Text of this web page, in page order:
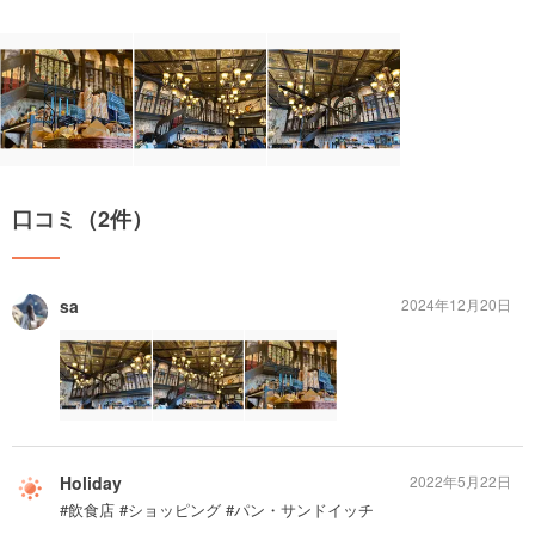
口コミ（2件）
sa 2024年12月20日
Holiday
#飲食店 #ショッピング #パン・サンドイッチ
2022年5月22日